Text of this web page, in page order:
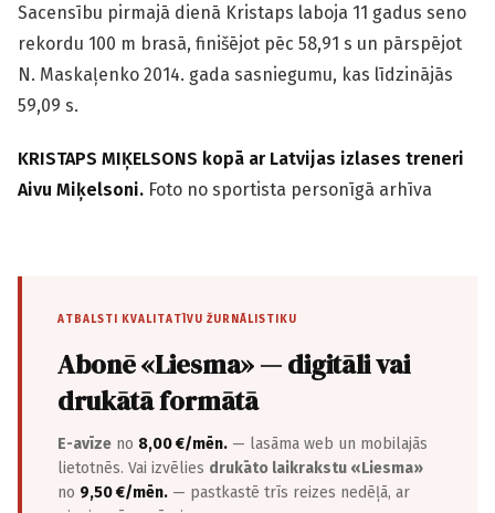
Sacensību pirmajā dienā Kristaps laboja 11 gadus seno
rekordu 100 m brasā, finišējot pēc 58,91 s un pārspējot
N. Maskaļenko 2014. gada sasniegumu, kas līdzinājās
59,09 s.
KRISTAPS MIĶELSONS kopā ar Latvijas izlases treneri
Aivu Miķelsoni. Foto no sportista personīgā arhīva
ATBALSTI KVALITATĪVU ŽURNĀLISTIKU
Abonē «Liesma» — digitāli vai
drukātā formātā
E-avīze no 8,00 €/mēn. — lasāma web un mobilajās
lietotnēs. Vai izvēlies drukāto laikrakstu «Liesma»
no 9,50 €/mēn. — pastkastē trīs reizes nedēļā, ar